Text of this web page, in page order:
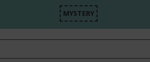
MYSTERY